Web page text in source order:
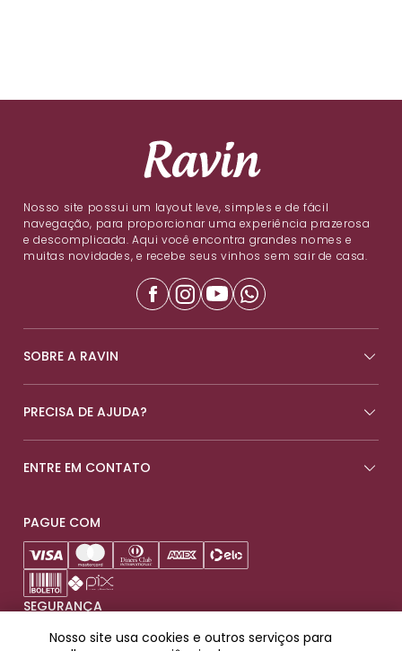
Nosso site possui um layout leve, simples e de fácil
navegação, para proporcionar uma experiência prazerosa
e descomplicada. Aqui você encontra grandes nomes e
muitas novidades, e recebe seus vinhos sem sair de casa.
SOBRE A RAVIN
PRECISA DE AJUDA?
ENTRE EM CONTATO
PAGUE COM
SEGURANÇA
Nosso site usa cookies e outros serviços para